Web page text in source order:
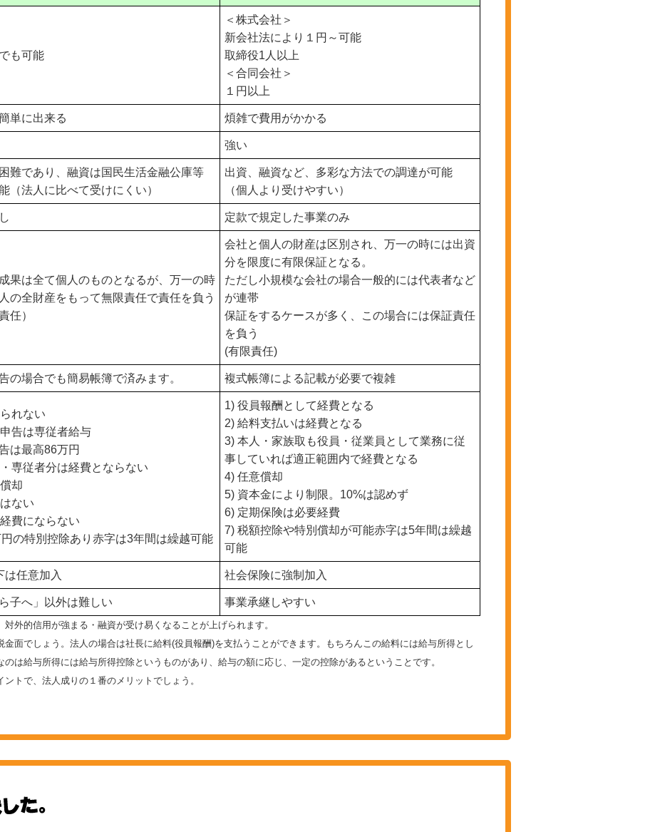
も可能
＜株式会社＞
新会社法により１円～可能
取締役1人以上
＜合同会社＞
１円以上
単に出来る 煩雑で費用がかかる
強い
難であり、融資は国民生活金融公庫等
（法人に比べて受けにくい）
出資、融資など、多彩な方法での調達が可能
（個人より受けやすい）
定款で規定した事業のみ
果は全て個人のものとなるが、万一の時
の全財産をもって無限責任で責任を負う
任）
会社と個人の財産は区別され、万一の時には出資
分を限度に有限保証となる。
ただし小規模な会社の場合一般的には代表者など
が連帯
保証をするケースが多く、この場合には保証責任
を負う
(有限責任)
の場合でも簡易帳簿で済みます。 複式帳簿による記載が必要で複雑
れない
告は専従者給与
は最高86万円
専従者分は経費とならない
却
ない
費にならない
の特別控除あり赤字は3年間は繰越可能
1) 役員報酬として経費となる
2) 給料支払いは経費となる
3) 本人・家族取も役員・従業員として業務に従
事していれば適正範囲内で経費となる
4) 任意償却
5) 資本金により制限。10%は認めず
6) 定期保険は必要経費
7) 税額控除や特別償却が可能赤字は5年間は繰越
可能
は任意加入 社会保険に強制加入
ら子へ」以外は難しい 事業承継しやすい
外的信用が強まる・融資が受け易くなることが上げられます。
面でしょう。法人の場合は社長に給料(役員報酬)を支払うことができます。もちろんこの給料には給与所得とし
は給与所得には給与所得控除というものがあり、給与の額に応じ、一定の控除があるということです。
トで、法人成りの１番のメリットでしょう。